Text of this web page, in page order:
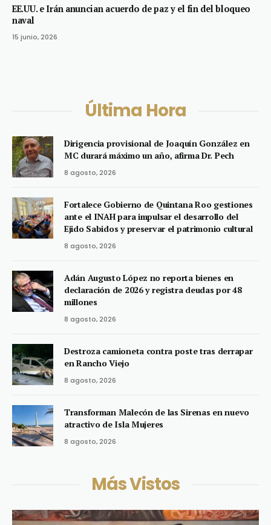
EE.UU. e Irán anuncian acuerdo de paz y el fin del bloqueo
naval
15 junio, 2026
Última Hora
Dirigencia provisional de Joaquín González en
MC durará máximo un año, afirma Dr. Pech
8 agosto, 2026
Fortalece Gobierno de Quintana Roo gestiones
ante el INAH para impulsar el desarrollo del
Ejido Sabidos y preservar el patrimonio cultural
8 agosto, 2026
Adán Augusto López no reporta bienes en
declaración de 2026 y registra deudas por 48
millones
8 agosto, 2026
Destroza camioneta contra poste tras derrapar
en Rancho Viejo
8 agosto, 2026
Transforman Malecón de las Sirenas en nuevo
atractivo de Isla Mujeres
8 agosto, 2026
Más Vistos